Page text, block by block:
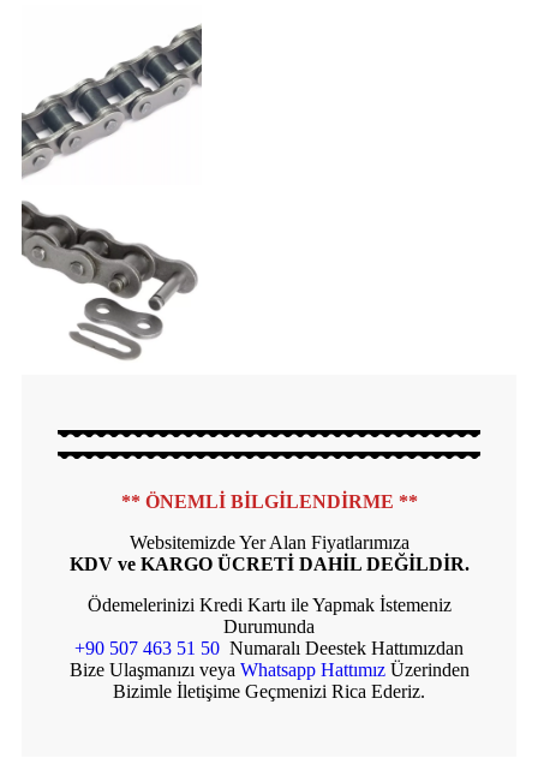
** ÖNEMLİ BİLGİLENDİRME **
Websitemizde Yer Alan Fiyatlarımıza
KDV ve KARGO ÜCRETİ DAHİL DEĞİLDİR.
Ödemelerinizi Kredi Kartı ile Yapmak İstemeniz
Durumunda
+90 507 463 51 50 Numaralı Deestek Hattımızdan
Bize Ulaşmanızı veya Whatsapp HattımızÜzerinden
Bizimle İletişime Geçmenizi Rica Ederiz.